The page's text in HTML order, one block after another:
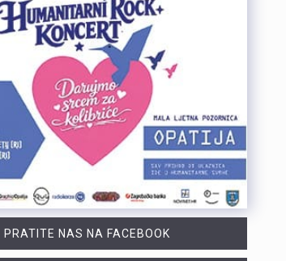
Veći šumski požar koji je u petak predvečer izbio kod Zlobina , uz željezničku prugu Rijeka–Zagreb, tijekom noći je lokaliziran. Širenja požara više nema, a vatrogasci nastavljaju s dogašivanjem.U akciji je tijekom noći sudjelovalo oko 40 vatrogasaca, a u subotu ujutro na terenu ih je ostalo desetak. Zbog nepristupačnog terena angažiran je i vlak za opskrbu vatrogasaca vodom, dok se stanje na požarištu nadzire dronom. Foto:Vatrogasci Rijeka
https://youtu.be/LjEOo1QMD1E Nogometaši Rijeke pobijedili su finski Ilves u prvoj utakmici 3. kola kvalifikacija za Konferencijsku ligu pogotkom Nike Jankovića u 16. minuti. Unatoč minimalnoj prednosti s kojom putuju na uzvrat, trener Matjaž Kek izrazio je zabrinutost zbog manjka realizacije i nervoze u igri. Uzvratna utakmica igra se u Finskoj u četvrtak, 13. kolovoza s početkom u 18 sati. Više u videoprilogu:
PRATITE NAS NA FACEBOOK